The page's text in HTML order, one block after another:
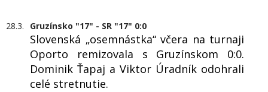
28.3. Gruzínsko "17" - SR "17" 0:0
Slovenská „osemnástka“ včera na turnaji
Oporto remizovala s Gruzínskom 0:0.
Dominik Ťapaj a Viktor Úradník odohrali
celé stretnutie.